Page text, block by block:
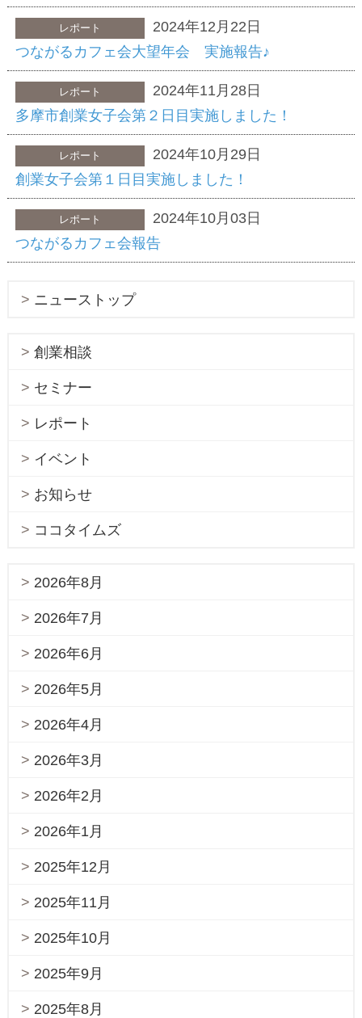
レポート
2024年12月22日
つながるカフェ会大望年会 実施報告♪
レポート
2024年11月28日
多摩市創業女子会第２日目実施しました！
レポート
2024年10月29日
創業女子会第１日目実施しました！
レポート
2024年10月03日
つながるカフェ会報告
ニューストップ
創業相談
セミナー
レポート
イベント
お知らせ
ココタイムズ
2026年8月
2026年7月
2026年6月
2026年5月
2026年4月
2026年3月
2026年2月
2026年1月
2025年12月
2025年11月
2025年10月
2025年9月
2025年8月